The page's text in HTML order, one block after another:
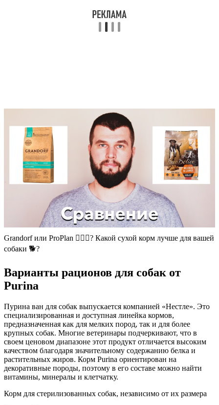
Grandorf или ProPlan 🕵🏻‍♂️? Какой сухой корм лучше для вашей
собаки 🐕?
Варианты рационов для собак от
Purina
Пурина ван для собак выпускается компанией «Нестле». Это
специализированная и доступная линейка кормов,
предназначенная как для мелких пород, так и для более
крупных собак. Многие ветеринары подчеркивают, что в
своем ценовом диапазоне этот продукт отличается высоким
качеством благодаря значительному содержанию белка и
растительных жиров. Корм Purina ориентирован на
декоративные породы, поэтому в его составе можно найти
витамины, минералы и клетчатку.
Корм для стерилизованных собак, независимо от их размера